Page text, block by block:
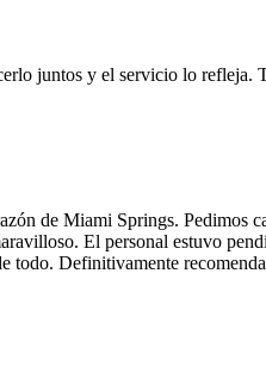
juntos y el servicio lo refleja.
de Miami Springs. Pedimos
El personal estuvo
Definitivamente